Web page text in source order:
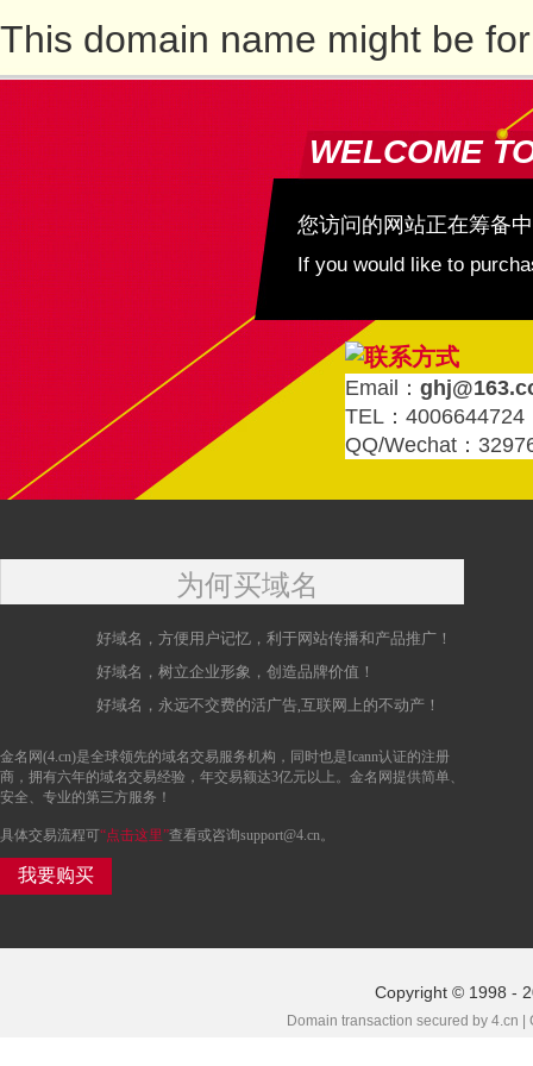
This domain name might be
WELCOME
您访问的网站正在筹备
If you would like to
Email：
TEL：4006644724
QQ/Wechat：
为何买域名
好域名，方便用户记忆，利于网站传播和产品推广！
好域名，树立企业形象，创造品牌价值！
好域名，永远不交费的活广告,互联网上的不动产！
金名网(4.cn)是全球领先的域名交易服务机构，同时也是Icann认证的注册
商，拥有六年的域名交易经验，年交易额达3亿元以上。金名网提供简单、
安全、专业的第三方服务！
具体交易流程可“点击这里”查看或咨询support@4.cn。
我要购买
Copyright © 1998 -
Domain transaction secured by 4.cn